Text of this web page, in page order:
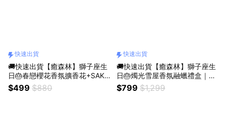
快速出貨
🚚快速出貨【癒森林】獅子座生
日🎂春戀櫻花香氛擴香花+SAKU
RA19香氛油5ml（生日禮物／質
感送禮／療癒系禮物／送禮推
$499 $880
快速出貨
🚚快速出貨【癒森林】獅子座生
日🎂燭光雪屋香氛融蠟禮盒｜4
入+融蠟燭燈（生日禮物／質感
送禮／療癒系禮物／送禮推薦）
$799 $1,299